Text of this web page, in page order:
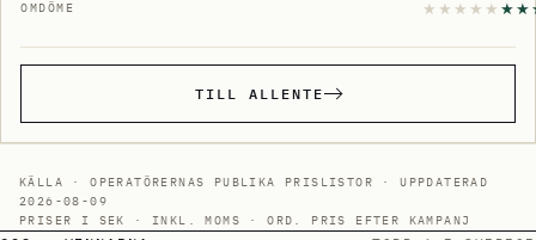
TILL ALLENTE
KÄLLA · OPERATÖRERNAS PUBLIKA PRISLISTOR · UPPDATERAD
2026-08-09
PRISER I SEK · INKL. MOMS · ORD. PRIS EFTER KAMPANJ